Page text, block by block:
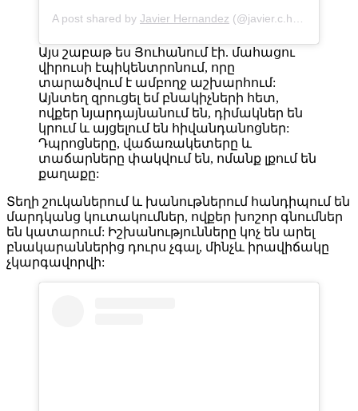
A post shared by Javier Hernandez (@javier.c.hernandez) on
Այս շաբաթ ես Յուհանում էի. մահացու
վիրուսի էպիկենտրոնում, որը
տարածվում է ամբողջ աշխարհում:
Այնտեղ զրուցել եմ բնակիչների հետ,
ովքեր նյարդայնանում են, դիմակներ են
կրում և այցելում են հիվանդանոցներ:
Դպրոցները, վաճառակետերը և
տաճարները փակվում են, ոմանք լքում են
քաղաքը:
Տեղի շուկաներում և խանութներում հանդիպում են
մարդկանց կուտակումներ, ովքեր խոշոր գնումներ
են կատարում: Իշխանությունները կոչ են արել
բնակարաններից դուրս չգալ, մինչև իրավիճակը
չկարգավորվի: